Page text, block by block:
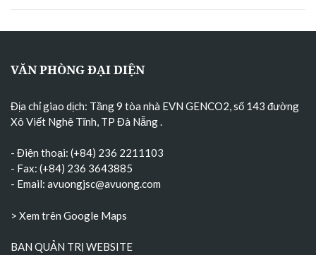
VĂN PHÒNG ĐẠI DIỆN
Địa chỉ giao dịch: Tầng 9 tòa nhà EVN GENCO2, số 143 đường
Xô Viết Nghệ Tĩnh, TP Đà Nẵng.
- Điện thoại: (+84) 236 2211103
- Fax: (+84) 236 3643885
- Email: avuongjsc@avuong.com
> Xem trên Google Maps
BAN QUẢN TRỊ WEBSITE